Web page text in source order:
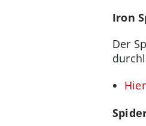
Iron
Der